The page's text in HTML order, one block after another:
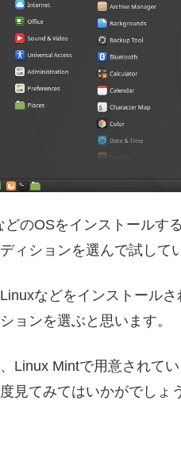
どのOSをインストールす
ィションを選んで試して
などをインストール
ョンを選ぶと思います。
Linux Mintで用意されて
見てみてはいかがでしょ